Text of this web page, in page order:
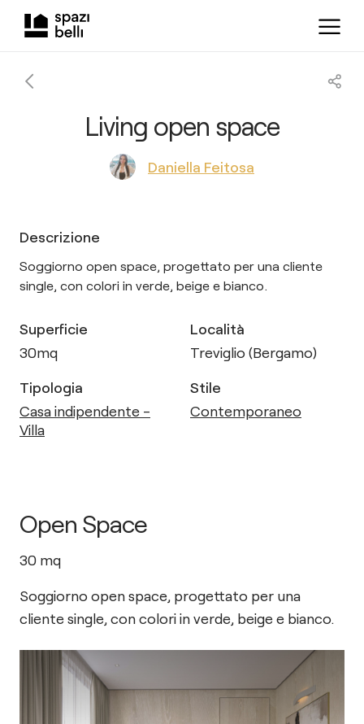
Living open space
Daniella Feitosa
Descrizione
Soggiorno open space, progettato per una cliente
single, con colori in verde, beige e bianco.
Superficie
30mq
Località
Treviglio (Bergamo)
Tipologia
Casa indipendente -
Villa
Stile
Contemporaneo
Open Space
30 mq
Soggiorno open space, progettato per una
cliente single, con colori in verde, beige e bianco.